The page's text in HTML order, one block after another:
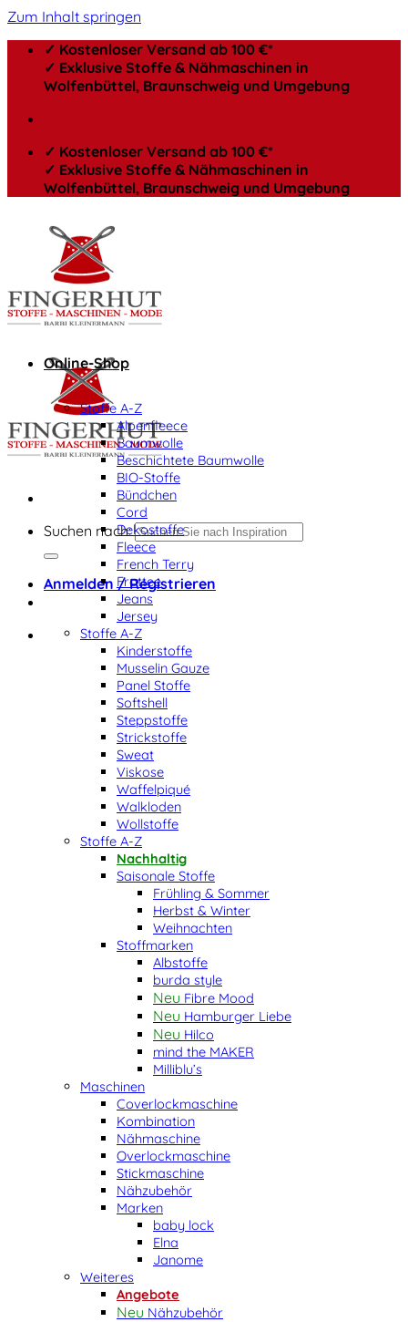
Zum Inhalt springen
✓ Kostenloser Versand ab 100 €*
✓ Exklusive Stoffe & Nähmaschinen in
Wolfenbüttel, Braunschweig und Umgebung
✓ Kostenloser Versand ab 100 €*
✓ Exklusive Stoffe & Nähmaschinen in
Wolfenbüttel, Braunschweig und Umgebung
Suchen nach:
Anmelden / Registrieren
Online-Shop
Stoffe A-Z
Alpenfleece
Baumwolle
Beschichtete Baumwolle
BIO-Stoffe
Bündchen
Cord
Dekostoffe
Fleece
French Terry
Frottee
Jeans
Jersey
Stoffe A-Z
Kinderstoffe
Musselin Gauze
Panel Stoffe
Softshell
Steppstoffe
Strickstoffe
Sweat
Viskose
Waffelpiqué
Walkloden
Wollstoffe
Stoffe A-Z
Nachhaltig
Saisonale Stoffe
Frühling & Sommer
Herbst & Winter
Weihnachten
Stoffmarken
Albstoffe
burda style
Fibre Mood
Hamburger Liebe
Hilco
mind the MAKER
Milliblu’s
Maschinen
Coverlockmaschine
Kombination
Nähmaschine
Overlockmaschine
Stickmaschine
Nähzubehör
Marken
baby lock
Elna
Janome
Weiteres
Angebote
Nähzubehör